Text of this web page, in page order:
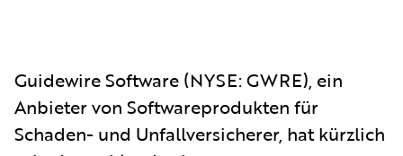
Guidewire Software (NYSE: GWRE), ein
Anbieter von Softwareprodukten für
Schaden- und Unfallversicherer, hat kürzlich